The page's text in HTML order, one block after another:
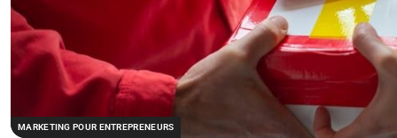
MARKETING POUR ENTREPRENEURS